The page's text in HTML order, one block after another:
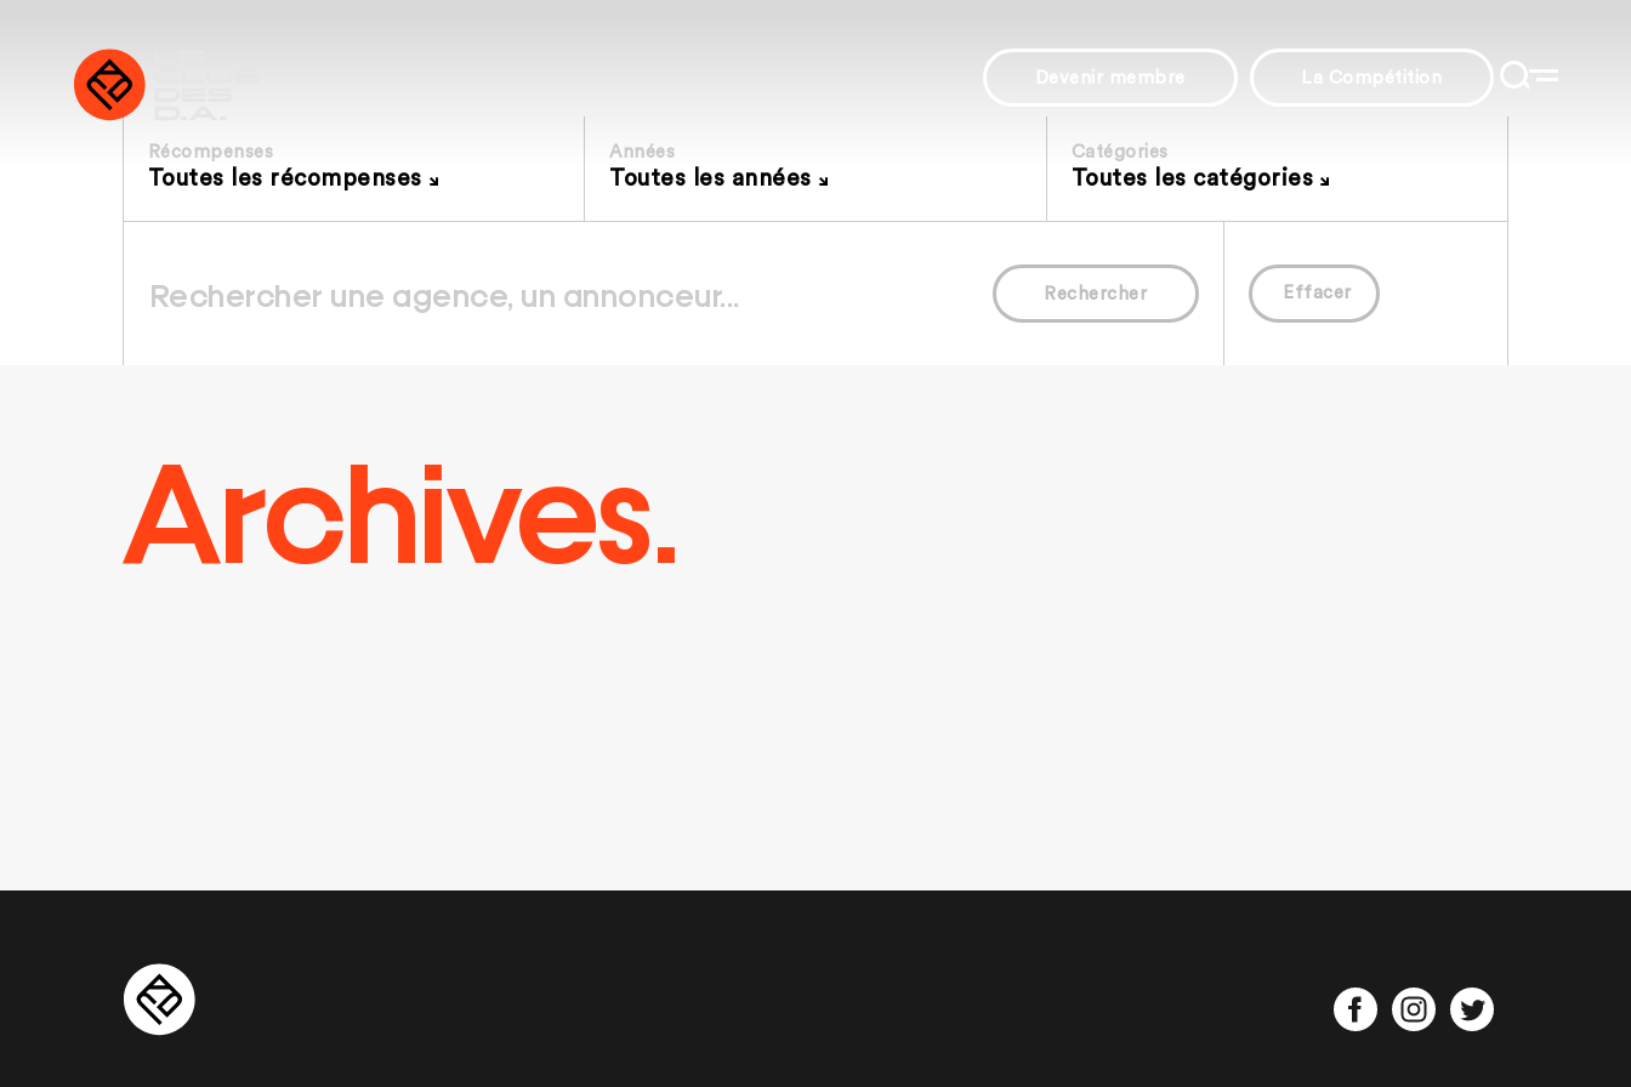
Devenir membre La Compétition
Récompenses
Toutes les récompenses
Années
Toutes les années
Catégories
Toutes les catégories
Rechercher Effacer
Archives.